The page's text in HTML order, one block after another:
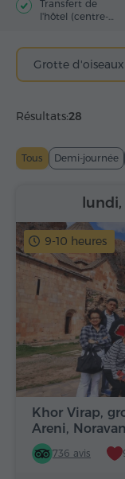
Transfert de
l'hôtel (centre-
Grotte d'oiseaux
Résultats:28
Tous Demi-journée
9-10 heures
Khor Virap,
Areni,
736 avis